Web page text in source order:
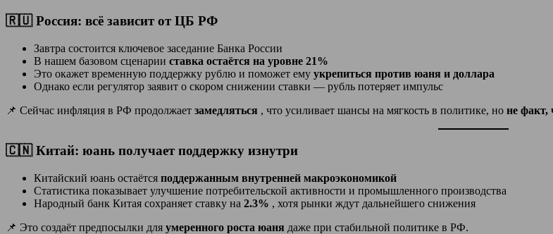
🇷🇺 Россия: всё зависит от ЦБ РФ
Завтра состоится ключевое заседание Банка России
В нашем базовом сценарии ставка остаётся на уровне 21%
Это окажет временную поддержку рублю и поможет ему укрепиться против юаня и доллара
Однако если регулятор заявит о скором снижении ставки — рубль потеряет импульс
📌 Сейчас инфляция в РФ продолжает замедляться , что усиливает шансы на мягкость в политике, но не факт,
🇨🇳 Китай: юань получает поддержку изнутри
Китайский юань остаётся поддержанным внутренней макроэкономикой
Статистика показывает улучшение потребительской активности и промышленного производства
Народный банк Китая сохраняет ставку на 2.3% , хотя рынки ждут дальнейшего снижения
📌 Это создаёт предпосылки для умеренного роста юаня даже при стабильной политике в РФ.